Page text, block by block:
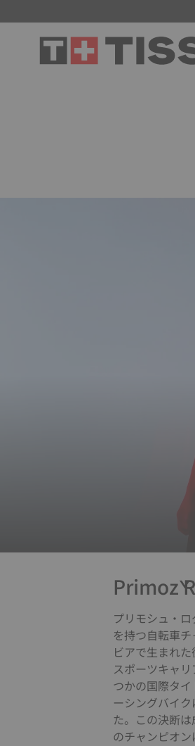
Primož
プリモシュ・
を持つ自転車
ビアで生まれ
スポーツキャ
つかの国際タ
ーシングバイ
た。この決断
のチャンピオン